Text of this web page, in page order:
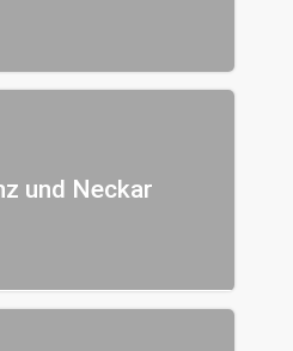
und Neckar